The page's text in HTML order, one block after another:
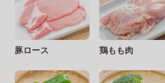
豚ロース 鶏もも肉